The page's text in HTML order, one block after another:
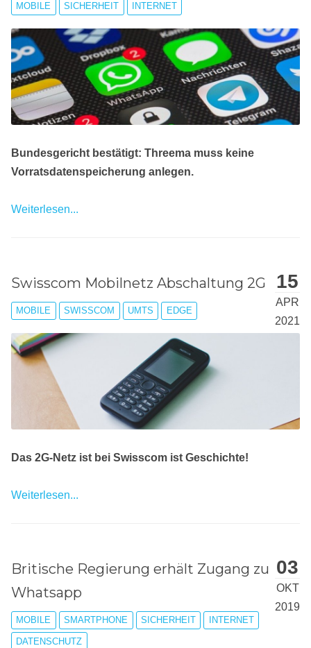
MOBILE SICHERHEIT INTERNET
Bundesgericht bestätigt: Threema muss keine
Vorratsdatenspeicherung anlegen.
Weiterlesen...
15
APR
2021
Swisscom Mobilnetz Abschaltung 2G
MOBILE SWISSCOM UMTS EDGE
Das 2G-Netz ist bei Swisscom ist Geschichte!
Weiterlesen...
03
OKT
2019
Britische Regierung erhält Zugang zu
Whatsapp
MOBILE SMARTPHONE SICHERHEIT INTERNET
DATENSCHUTZ